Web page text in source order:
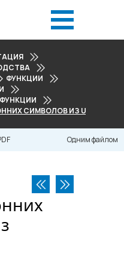
ФУНКЦИИ
СИМВОЛОВ ИЗ UNICODE-
Одним файлом